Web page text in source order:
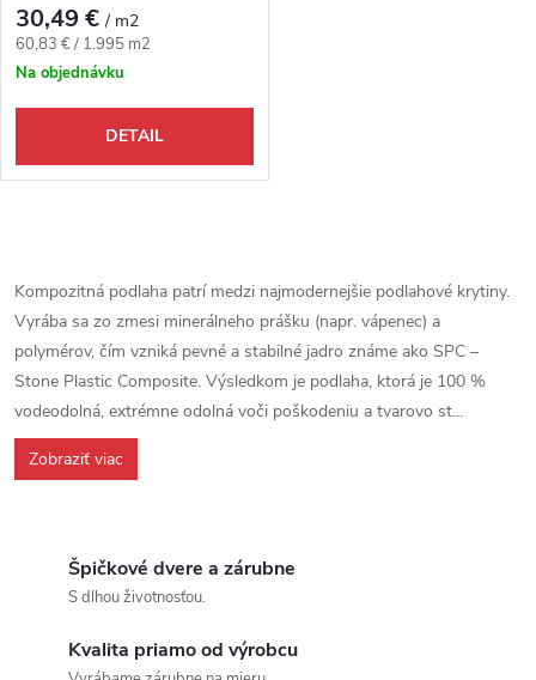
30,49 €/ m2
Jednotková cena:
60,83 € / 1.995 m2
Na objednávku
DETAIL
Kompozitná podlaha patrí medzi najmodernejšie podlahové krytiny.
Vyrába sa zo zmesi minerálneho prášku (napr. vápenec) a
polymérov, čím vzniká pevné a stabilné jadro známe ako SPC –
Stone Plastic Composite. Výsledkom je podlaha, ktorá je 100 %
vodeodolná, extrémne odolná voči poškodeniu a tvarovo st...
Zobraziť viac
Špičkové dvere a zárubne
S dlhou životnosťou.
Kvalita priamo od výrobcu